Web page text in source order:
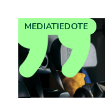
MEDIATIEDOTE